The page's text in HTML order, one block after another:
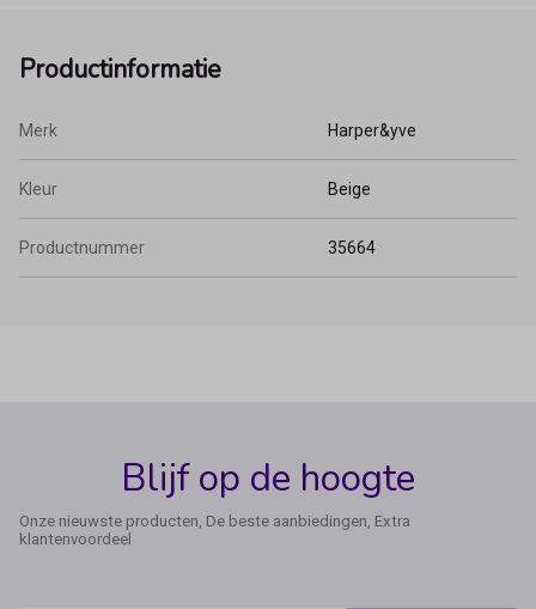
Productinformatie
Merk Harper&yve
Kleur Beige
Productnummer 35664
Blijf op de hoogte
Onze nieuwste producten, De beste aanbiedingen, Extra
klantenvoordeel